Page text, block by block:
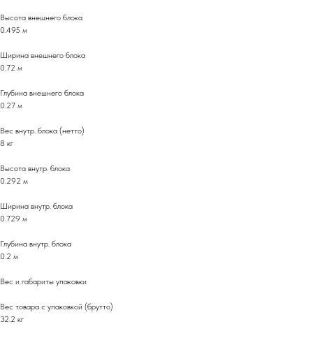
Высота внешнего блока
0.495 м
Ширина внешнего блока
0.72 м
Глубина внешнего блока
0.27 м
Вес внутр. блока (нетто)
8 кг
Высота внутр. блока
0.292 м
Ширина внутр. блока
0.729 м
Глубина внутр. блока
0.2 м
Вес и габариты упаковки
Вес товара с упаковкой (брутто)
32.2 кг